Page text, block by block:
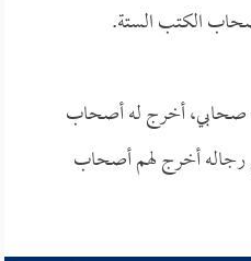
الكتب الستة.
صحابي، أخرج له أصحاب
رجاله أخرج لهم أصحاب